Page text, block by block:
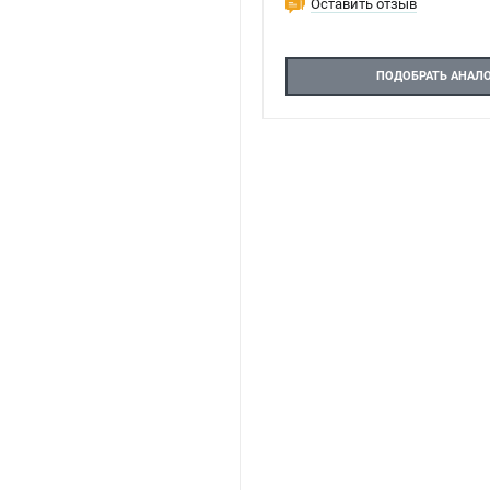
Оставить отзыв
ПОДОБРАТЬ